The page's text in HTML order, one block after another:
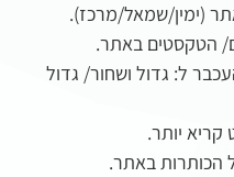
(ימין/שמאל/מרכז).
הטקסטים באתר.
ל: גדול ושחור/ גדול
קריא יותר.
הכותרות באתר.